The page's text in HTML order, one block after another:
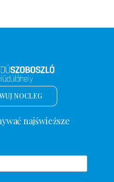
NOCLEG
najświeższe